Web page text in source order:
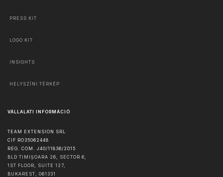
PRESS KIT
LOGO KIT
INSIGHTS
HELYSZÍNI TÉRKÉP
VÁLLALATI INFORMÁCIÓ
TEAM EXTENSION SRL
CIF RO35062448
REG. COM. J40/11836/2015
BLD TIMIȘOARA 26, SECTOR 6,
1ST FLOOR, SUITE 127,
BUKAREST
061331